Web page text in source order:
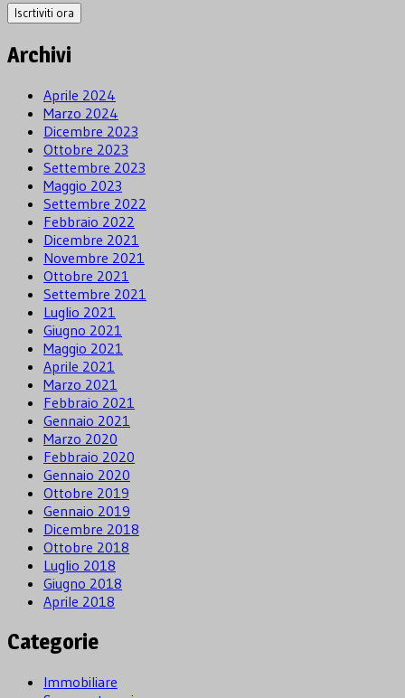
Archivi
Aprile 2024
Marzo 2024
Dicembre 2023
Ottobre 2023
Settembre 2023
Maggio 2023
Settembre 2022
Febbraio 2022
Dicembre 2021
Novembre 2021
Ottobre 2021
Settembre 2021
Luglio 2021
Giugno 2021
Maggio 2021
Aprile 2021
Marzo 2021
Febbraio 2021
Gennaio 2021
Marzo 2020
Febbraio 2020
Gennaio 2020
Ottobre 2019
Gennaio 2019
Dicembre 2018
Ottobre 2018
Luglio 2018
Giugno 2018
Aprile 2018
Categorie
Immobiliare